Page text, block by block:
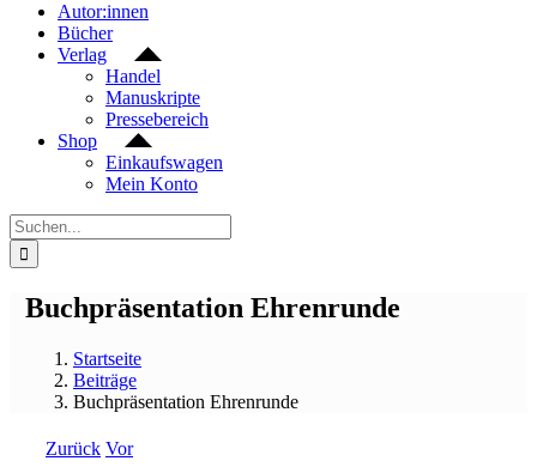
Autor:innen
Bücher
Verlag
Handel
Manuskripte
Pressebereich
Shop
Einkaufswagen
Mein Konto
Suche
nach:
Buchpräsentation Ehrenrunde
Startseite
Beiträge
Buchpräsentation Ehrenrunde
Zurück Vor